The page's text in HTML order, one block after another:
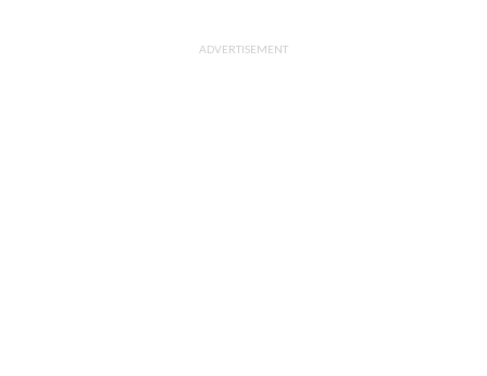
ADVERTISEMENT